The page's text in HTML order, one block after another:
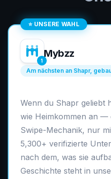
⭐ UNSERE WAHL
1
Mybzz
Am nächsten an Shapr,
Wenn du Shapr geliebt
wie Heimkommen an —
Swipe-Mechanik, nur
5,300+ verifizierte
nach dem, was sie
Geschichte steht in